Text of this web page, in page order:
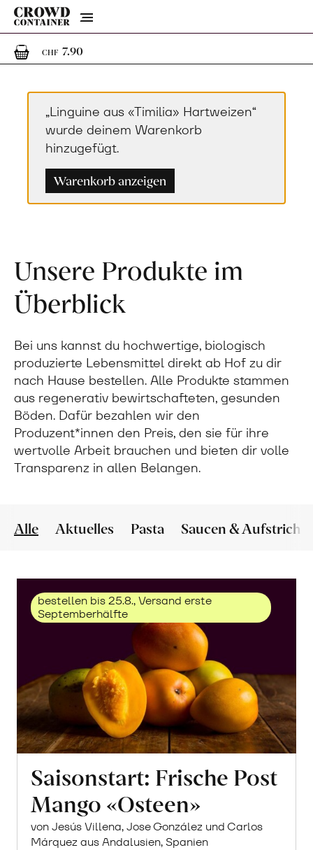
Menu
CHF 7.901 Artikel im Warenkorb
„Linguine aus «Timilia» Hartweizen“
wurde deinem Warenkorb
hinzugefügt.
Warenkorb anzeigen
Unsere Produkte im
Überblick
Bei uns kannst du hochwertige, biologisch
produzierte Lebensmittel direkt ab Hof zu dir
nach Hause bestellen. Alle Produkte stammen
aus regenerativ bewirtschafteten, gesunden
Böden. Dafür bezahlen wir den
Produzent*innen den Preis, den sie für ihre
wertvolle Arbeit brauchen und bieten dir volle
Transparenz in allen Belangen.
Alle Aktuelles Pasta Saucen & Aufstriche
bestellen bis 25.8., Versand erste
Septemberhälfte
Saisonstart: Frische Post
Mango «Osteen»
von Jesús Villena, Jose González und Carlos
Márquez aus Andalusien, Spanien